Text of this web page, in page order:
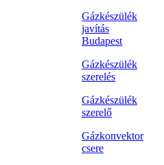
Gázkészülék
javítás
Budapest
Gázkészülék
szerelés
Gázkészülék
szerelő
Gázkonvektor
csere